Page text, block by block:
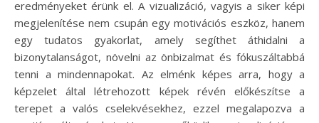
eredményeket érünk el. A vizualizáció, vagyis a siker képi
megjelenítése nem csupán egy motivációs eszköz, hanem
egy tudatos gyakorlat, amely segíthet áthidalni a
bizonytalanságot, növelni az önbizalmat és fókuszáltabbá
tenni a mindennapokat. Az elménk képes arra, hogy a
képzelet által létrehozott képek révén előkészítse a
terepet a valós cselekvésekhez, ezzel megalapozva a